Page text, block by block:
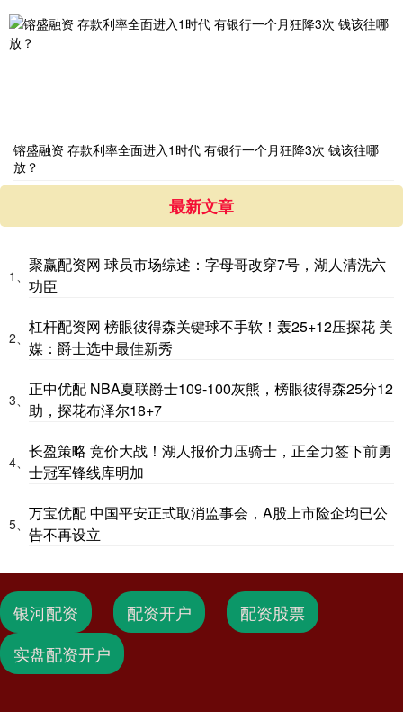
镕盛融资 存款利率全面进入1时代 有银行一个月狂降3次 钱该往哪
放？
最新文章
1、
聚赢配资网 球员市场综述：字母哥改穿7号，湖人清洗六
功臣
2、
杠杆配资网 榜眼彼得森关键球不手软！轰25+12压探花 美
媒：爵士选中最佳新秀
3、
正中优配 NBA夏联爵士109-100灰熊，榜眼彼得森25分12
助，探花布泽尔18+7
4、
长盈策略 竞价大战！湖人报价力压骑士，正全力签下前勇
士冠军锋线库明加
5、
万宝优配 中国平安正式取消监事会，A股上市险企均已公
告不再设立
银河配资 配资开户
配资股票
实盘配资开户